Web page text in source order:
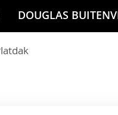
DOUGLAS